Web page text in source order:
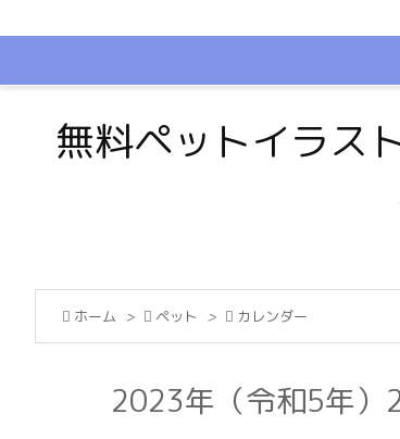
無料ペットイラス
 ホーム >  ペット >  カレンダー
2023年（令和5年）